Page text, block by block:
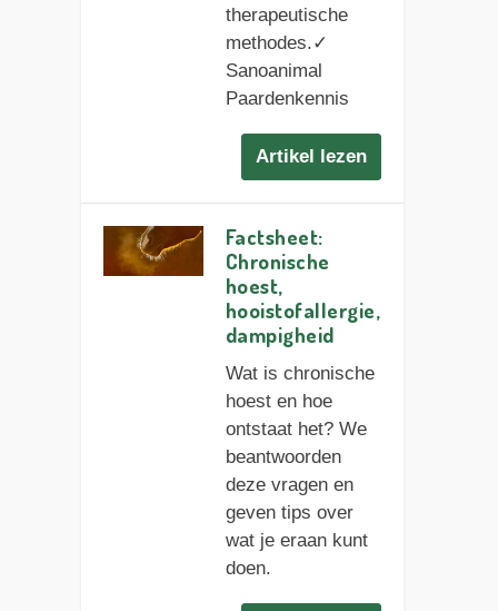
therapeutische
methodes.✓
Sanoanimal
Paardenkennis
Artikel lezen
Factsheet:
Chronische
hoest,
hooistofallergie,
dampigheid
Wat is chronische
hoest en hoe
ontstaat het? We
beantwoorden
deze vragen en
geven tips over
wat je eraan kunt
doen.